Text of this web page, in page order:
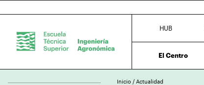
HUB
El Centro
Inicio / Actualidad